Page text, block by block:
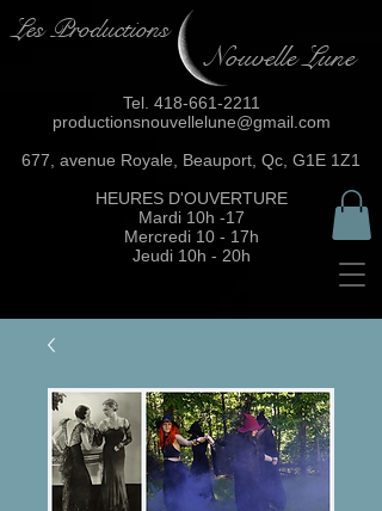
Les Productions
Nouvelle Lune
Tel. 418-661-2211
productionsnouvellelune@gmail.com
677, avenue Royale, Beauport, Qc, G1E 1Z1
HEURES D'OUVERTURE
Mardi 10h -17
Mercredi 10 - 17h
Jeudi 10h - 20h